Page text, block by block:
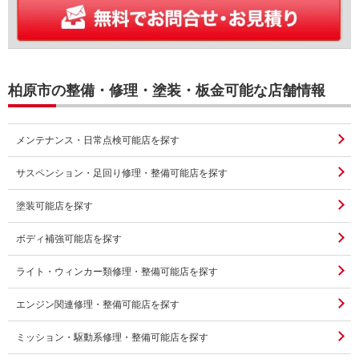
柏原市の整備・修理・塗装・板金可能な店舗情報
メンテナンス・日常点検可能店を探す
サスペンション・足回り修理・整備可能店を探す
塗装可能店を探す
ボディ補強可能店を探す
ライト・ウィンカー類修理・整備可能店を探す
エンジン関連修理・整備可能店を探す
ミッション・駆動系修理・整備可能店を探す